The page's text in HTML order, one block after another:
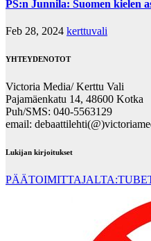
PS:n Junnila: Suomen kielen
Feb 28, 2024 kerttuvali
YHTEYDENOTOT
Victoria Media/ Kerttu Vali
Pajamäenkatu 14, 48600 Kotka
Puh/SMS: 040-5563129
email:
Lukijan kirjoitukset